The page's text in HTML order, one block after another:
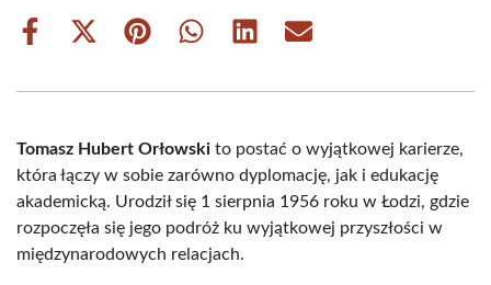
Share
Share
(Twitter)
Share Share Share Share
Tomasz Hubert Orłowski to postać o wyjątkowej karierze,
która łączy w sobie zarówno dyplomację, jak i edukację
akademicką. Urodził się 1 sierpnia 1956 roku w Łodzi, gdzie
rozpoczęła się jego podróż ku wyjątkowej przyszłości w
międzynarodowych relacjach.